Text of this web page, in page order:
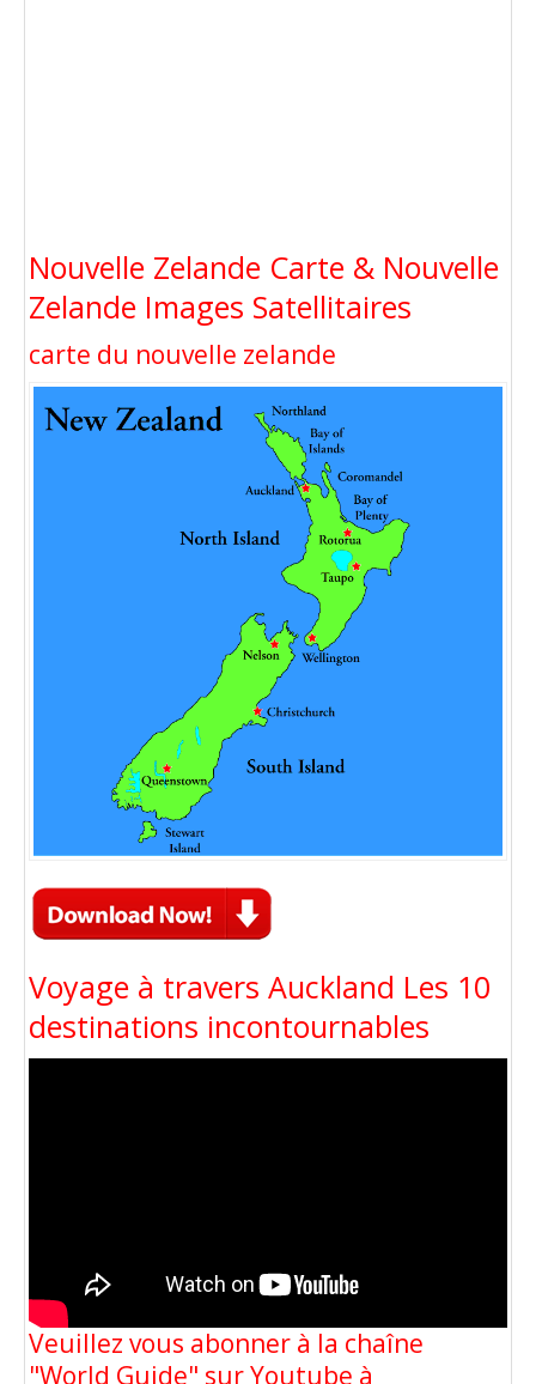
Nouvelle Zelande Carte & Nouvelle
Zelande Images Satellitaires
carte du nouvelle zelande
Voyage à travers Auckland Les 10
destinations incontournables
Veuillez vous abonner à la chaîne
"World Guide" sur Youtube à